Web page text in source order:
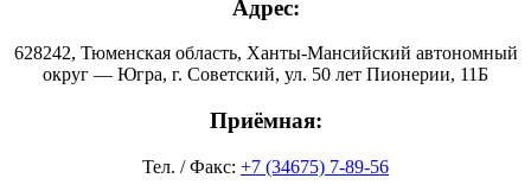
Адрес:
628242, Тюменская область, Ханты-Мансийский автономный
округ — Югра, г. Советский, ул. 50 лет Пионерии, 11Б
Приёмная:
Тел. / Факс: +7 (34675) 7-89-56